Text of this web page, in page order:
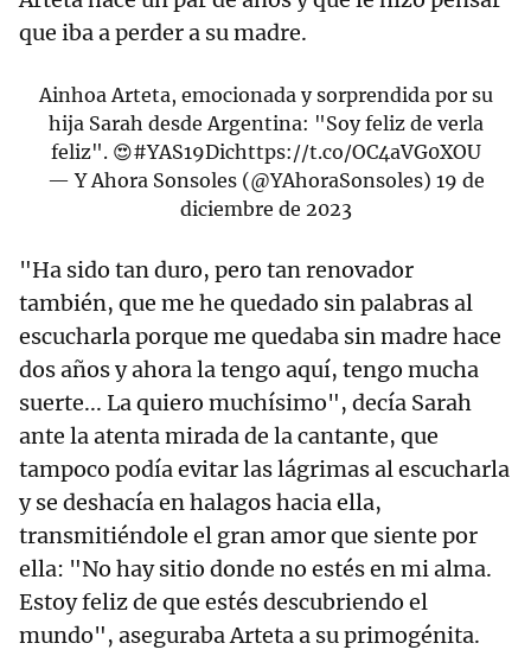
que iba a perder a su madre.
Ainhoa Arteta, emocionada y sorprendida por su
hija Sarah desde Argentina: "Soy feliz de verla
feliz". 😍#YAS19Dichttps://t.co/OC4aVG0XOU
— Y Ahora Sonsoles (@YAhoraSonsoles) 19 de
diciembre de 2023
"Ha sido tan duro, pero tan renovador
también, que me he quedado sin palabras al
escucharla porque me quedaba sin madre hace
dos años y ahora la tengo aquí, tengo mucha
suerte... La quiero muchísimo", decía Sarah
ante la atenta mirada de la cantante, que
tampoco podía evitar las lágrimas al escucharla
y se deshacía en halagos hacia ella,
transmitiéndole el gran amor que siente por
ella: "No hay sitio donde no estés en mi alma.
Estoy feliz de que estés descubriendo el
mundo", aseguraba Arteta a su primogénita.